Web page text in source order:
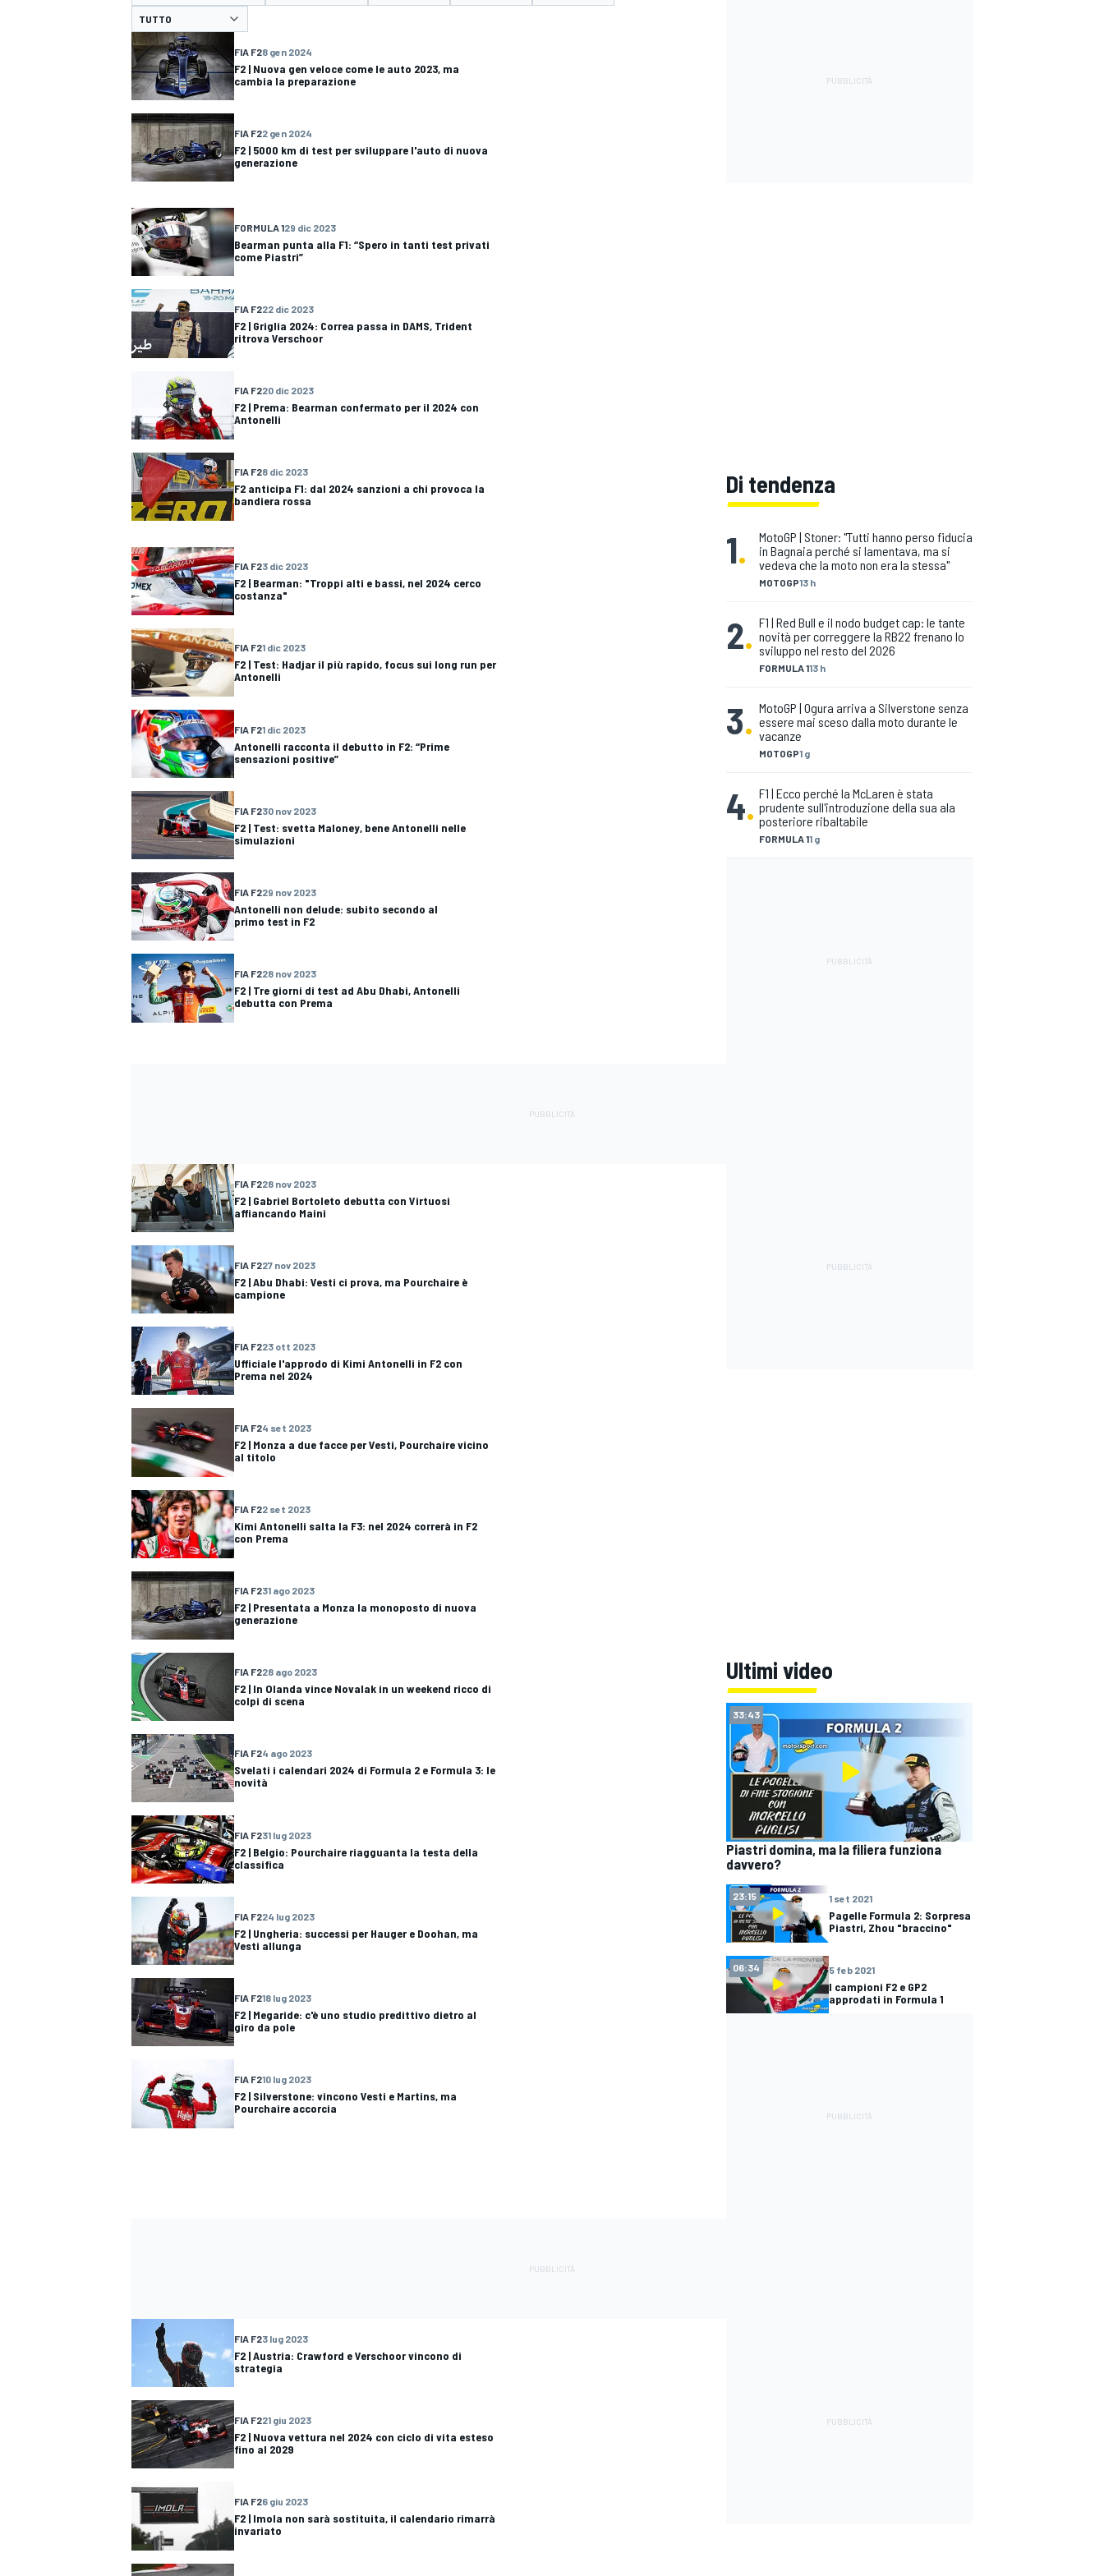
MOTOGP
WRC
MONOPOSTO
ENDURANCE/GT
MONOMARCA
FIA F28 gen 2024
F2 | Nuova gen veloce come le auto 2023, ma
cambia la preparazione
FIA F22 gen 2024
F2 | 5000 km di test per sviluppare l'auto di nuova
generazione
FORMULA 129 dic 2023
Bearman punta alla F1: “Spero in tanti test privati
come Piastri”
FIA F222 dic 2023
F2 | Griglia 2024: Correa passa in DAMS, Trident
ritrova Verschoor
FIA F220 dic 2023
F2 | Prema: Bearman confermato per il 2024 con
Antonelli
FIA F28 dic 2023
F2 anticipa F1: dal 2024 sanzioni a chi provoca la
bandiera rossa
FIA F23 dic 2023
F2 | Bearman: "Troppi alti e bassi, nel 2024 cerco
costanza"
FIA F21 dic 2023
F2 | Test: Hadjar il più rapido, focus sui long run per
Antonelli
FIA F21 dic 2023
Antonelli racconta il debutto in F2: “Prime
sensazioni positive”
FIA F230 nov 2023
F2 | Test: svetta Maloney, bene Antonelli nelle
simulazioni
FIA F229 nov 2023
Antonelli non delude: subito secondo al
primo test in F2
FIA F228 nov 2023
F2 | Tre giorni di test ad Abu Dhabi, Antonelli
debutta con Prema
Di tendenza
1.
MOTOGP13 h
MotoGP | Stoner: "Tutti hanno perso fiducia
in Bagnaia perché si lamentava, ma si
vedeva che la moto non era la stessa"
2.
FORMULA 113 h
F1 | Red Bull e il nodo budget cap: le tante
novità per correggere la RB22 frenano lo
sviluppo nel resto del 2026
3.
MOTOGP1 g
MotoGP | Ogura arriva a Silverstone senza
essere mai sceso dalla moto durante le
vacanze
4.
FORMULA 11 g
F1 | Ecco perché la McLaren è stata
prudente sull'introduzione della sua ala
posteriore ribaltabile
FIA F228 nov 2023
F2 | Gabriel Bortoleto debutta con Virtuosi
affiancando Maini
FIA F227 nov 2023
F2 | Abu Dhabi: Vesti ci prova, ma Pourchaire è
campione
FIA F223 ott 2023
Ufficiale l'approdo di Kimi Antonelli in F2 con
Prema nel 2024
FIA F24 set 2023
F2 | Monza a due facce per Vesti, Pourchaire vicino
al titolo
FIA F22 set 2023
Kimi Antonelli salta la F3: nel 2024 correrà in F2
con Prema
FIA F231 ago 2023
F2 | Presentata a Monza la monoposto di nuova
generazione
FIA F228 ago 2023
F2 | In Olanda vince Novalak in un weekend ricco di
colpi di scena
FIA F24 ago 2023
Svelati i calendari 2024 di Formula 2 e Formula 3: le
novità
FIA F231 lug 2023
F2 | Belgio: Pourchaire riagguanta la testa della
classifica
FIA F224 lug 2023
F2 | Ungheria: successi per Hauger e Doohan, ma
Vesti allunga
FIA F218 lug 2023
F2 | Megaride: c'è uno studio predittivo dietro al
giro da pole
FIA F210 lug 2023
F2 | Silverstone: vincono Vesti e Martins, ma
Pourchaire accorcia
Ultimi video
33:43
Piastri domina, ma la filiera funziona
davvero?
23:15 1 set 2021
Pagelle Formula 2: Sorpresa
Piastri, Zhou "braccino"
06:34 5 feb 2021
I campioni F2 e GP2
approdati in Formula 1
FIA F23 lug 2023
F2 | Austria: Crawford e Verschoor vincono di
strategia
FIA F221 giu 2023
F2 | Nuova vettura nel 2024 con ciclo di vita esteso
fino al 2029
FIA F26 giu 2023
F2 | Imola non sarà sostituita, il calendario rimarrà
invariato